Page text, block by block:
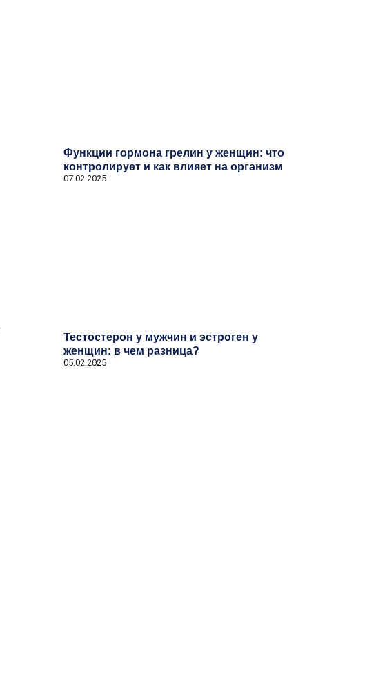
Функции гормона грелин у женщин: что
контролирует и как влияет на организм
07.02.2025
Тестостерон у мужчин и эстроген у
женщин: в чем разница?
05.02.2025